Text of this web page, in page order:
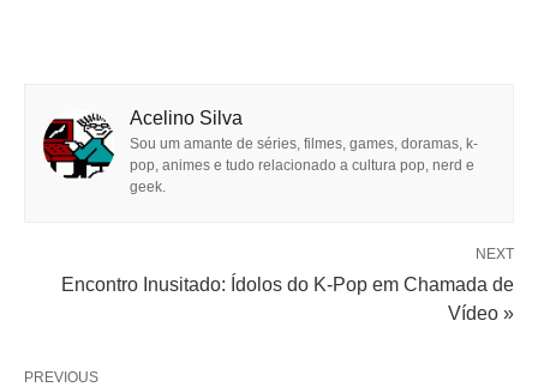
Acelino Silva
Sou um amante de séries, filmes, games, doramas, k-
pop, animes e tudo relacionado a cultura pop, nerd e
geek.
NEXT
Encontro Inusitado: Ídolos do K-Pop em Chamada de
Vídeo »
PREVIOUS